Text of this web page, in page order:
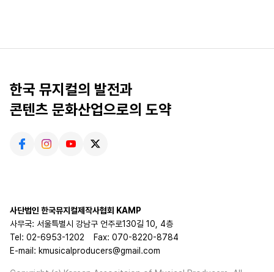
한국 뮤지컬의 발전과
콘텐츠 문화산업으로의 도약
사단법인 한국뮤지컬제작사협회 KAMP
사무국: 서울특별시 강남구 언주로130길 10, 4층
Tel: 02-6953-1202
Fax: 070-8220-8784
E-mail: kmusicalproducers@gmail.com